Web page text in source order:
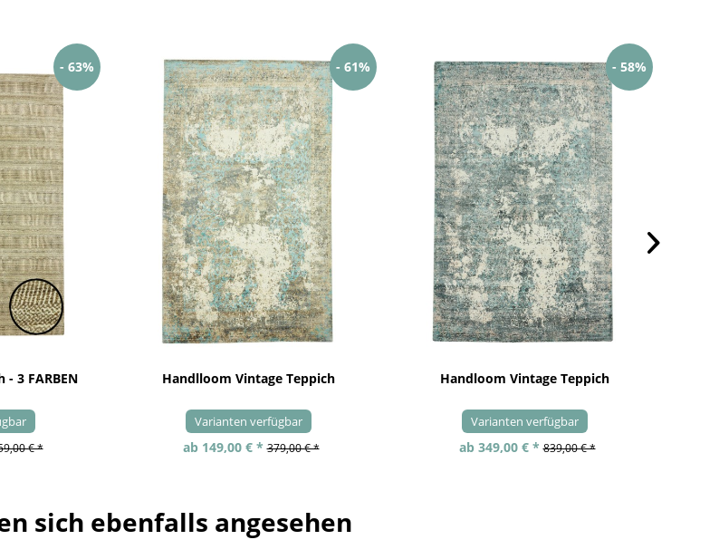
- 63%
- 3 FARBEN
€ *
- 61%
Handlloom Vintage Teppich
Varianten verfügbar
ab 149,00 € * 379,00 € *
- 58%
Handloom Vintage Teppich
Varianten verfügbar
ab 349,00 € * 839,00 € *
sich ebenfalls angesehen